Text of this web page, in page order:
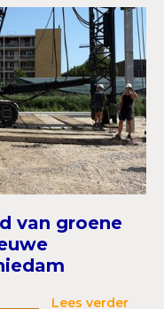
van groene
Lees verder